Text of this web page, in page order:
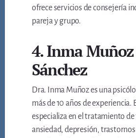
ofrece servicios de consejería
pareja y grupo.
4. Inma Muñoz
Sánchez
Dra. Inma Muñoz es una
más de 10 años de experiencia.
especializa en el tratamiento
ansiedad, depresión,